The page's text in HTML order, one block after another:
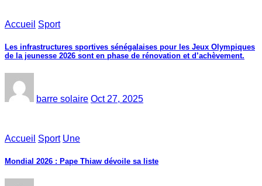
Accueil Sport
Les infrastructures sportives sénégalaises pour les Jeux Olympiques
de la jeunesse 2026 sont en phase de rénovation et d’achèvement.
barre solaire Oct 27, 2025
Accueil Sport Une
Mondial 2026 : Pape Thiaw dévoile sa liste